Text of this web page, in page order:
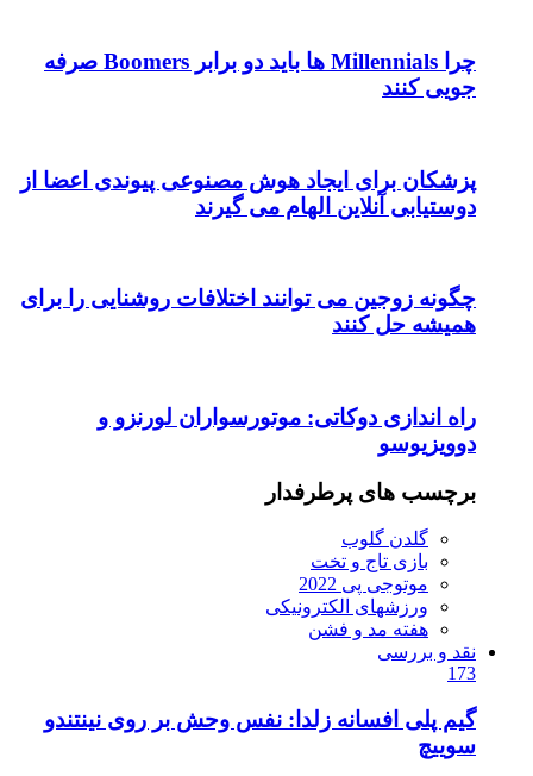
چرا Millennials ها باید دو برابر Boomers صرفه
جویی کنند
پزشکان برای ایجاد هوش مصنوعی پیوندی اعضا از
دوستیابی آنلاین الهام می گیرند
چگونه زوجین می توانند اختلافات روشنایی را برای
همیشه حل کنند
راه اندازی دوکاتی: موتورسواران لورنزو و
دوویزیوسو
برچسب های پرطرفدار
گلدن گلوب
بازی تاج و تخت
موتوجی پی 2022
ورزشهای الکترونیکی
هفته مد و فشن
نقد و بررسی
173
گیم پلی افسانه زلدا: نفس وحش بر روی نینتندو
سوییچ